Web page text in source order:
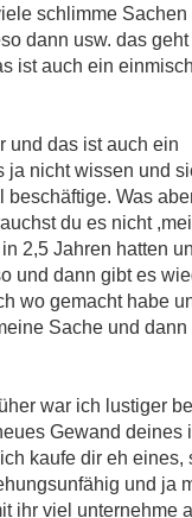
schlimme Sachen
dann usw. das
ist auch ein
und das ist auch ein
ja nicht wissen und
beschäftige. Was
du es nicht
2,5 Jahren hatten
und dann gibt es
wo gemacht habe
Sache und dann
war ich lustiger
Gewand deines
kaufe dir eh eines,
und ja
ihr viel unternehme